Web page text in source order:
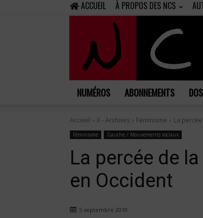
ACCUEIL À PROPOS DES NCS
NUMÉROS ABONNEMENTS
Accueil X - Archives Féminisme La
Féminisme Gauche / Mouvements sociaux
La percée de
en Occident
5 septembre 2010